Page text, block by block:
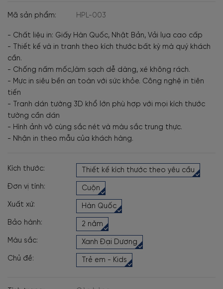
Mã sản phẩm: HPL-003
- Chất liệu in: Giấy Hàn Quốc, Nhật Bản, Vải lụa cao cấp
- Thiết kế và in tranh theo kích thước bất kỳ mà quý khách
cần.
- Chống nấm mốc,làm sạch dễ dàng, xé không rách.
- Mực in siêu bền an toàn với sức khỏe. Công nghệ in tiên
tiến
- Tranh dán tường 3D khổ lớn phù hợp với mọi kích thước
tường cần dán
- Hình ảnh vô cùng sắc nét và màu sắc trung thực.
- Nhận in theo mẫu của khách hàng.
Kích thước: Thiết kế kích thước theo yêu cầu
Đơn vị tính: Cuộn
Xuất xứ: Hàn Quốc
Bảo hành: 2 năm
Màu sắc: Xanh Đại Dương
Chủ đề: Trẻ em - Kids